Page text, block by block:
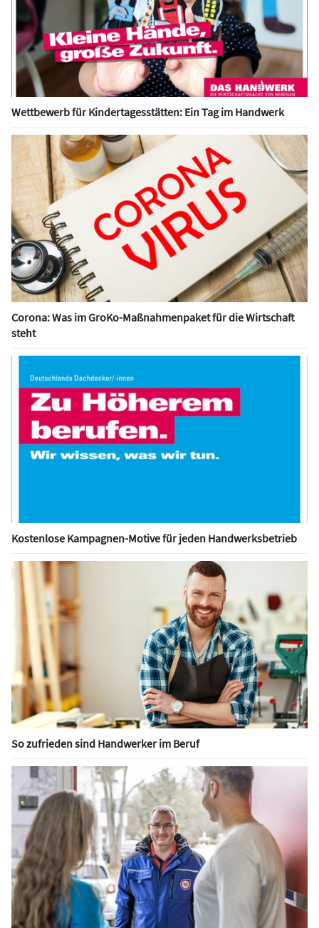
Wettbewerb für Kindertagesstätten: Ein Tag im Handwerk
Corona: Was im GroKo-Maßnahmenpaket für die Wirtschaft
steht
Kostenlose Kampagnen-Motive für jeden Handwerksbetrieb
So zufrieden sind Handwerker im Beruf